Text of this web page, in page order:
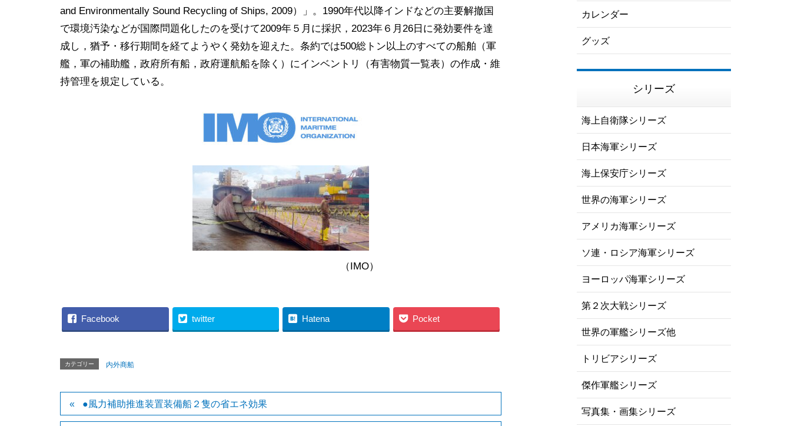
and Environmentally Sound Recycling of Ships, 2009）」。1990年代以降インドなどの主要解撤国
で環境汚染などが国際問題化したのを受けて2009年５月に採択，2023年６月26日に発効要件を達
成し，猶予・移行期間を経てようやく発効を迎えた。条約では500総トン以上のすべての船舶（軍
艦，軍の補助艦，政府所有船，政府運航船を除く）にインベントリ（有害物質一覧表）の作成・維
持管理を規定している。
（IMO）
Facebook twitter Hatena Pocket
カテゴリー 内外商船
●風力補助推進装置装備船２隻の省エネ効果
カレンダー
グッズ
シリーズ
海上自衛隊シリーズ
日本海軍シリーズ
海上保安庁シリーズ
世界の海軍シリーズ
アメリカ海軍シリーズ
ソ連・ロシア海軍シリーズ
ヨーロッパ海軍シリーズ
第２次大戦シリーズ
世界の軍艦シリーズ他
トリビアシリーズ
傑作軍艦シリーズ
写真集・画集シリーズ